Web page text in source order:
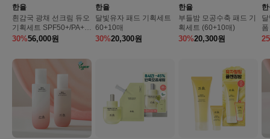
한율
흰감국 광채 선크림 듀오
기획세트 SPF50+/PA++
++ (70ml + 70ml)
30%56,000원
한율
달빛유자 패드 기획세트
60+10매
30%20,300원
한율
부들밤 모공수축 패드 기
획세트 (60+10매)
30%20,300원